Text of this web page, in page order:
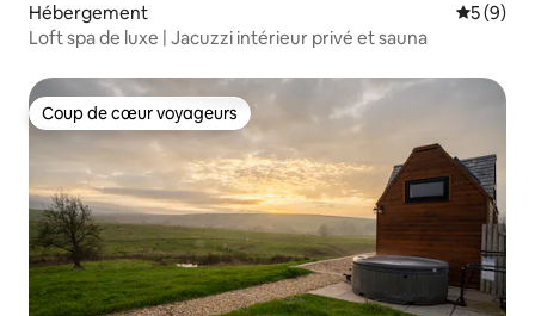
Hébergement
5 (9)
Loft spa de luxe | Jacuzzi intérieur privé et sauna
Coup de cœur voyageurs
Coup de cœur voyageurs